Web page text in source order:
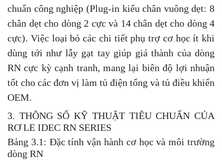
chuẩn công nghiệp (Plug-in kiểu chân vuông dẹt: 8
chân dẹt cho dòng 2 cực và 14 chân dẹt cho dòng 4
cực). Việc loại bỏ các chi tiết phụ trợ cơ học ít khi
dùng tới như lẫy gạt tay giúp giá thành của dòng
RN cực kỳ cạnh tranh, mang lại biên độ lợi nhuận
tốt cho các đơn vị làm tủ điện tổng và tủ điều khiển
OEM.
3. THÔNG SỐ KỸ THUẬT TIÊU CHUẨN CỦA
RƠ LE IDEC RN SERIES
Bảng 3.1: Đặc tính vận hành cơ học và môi trường
dòng RN